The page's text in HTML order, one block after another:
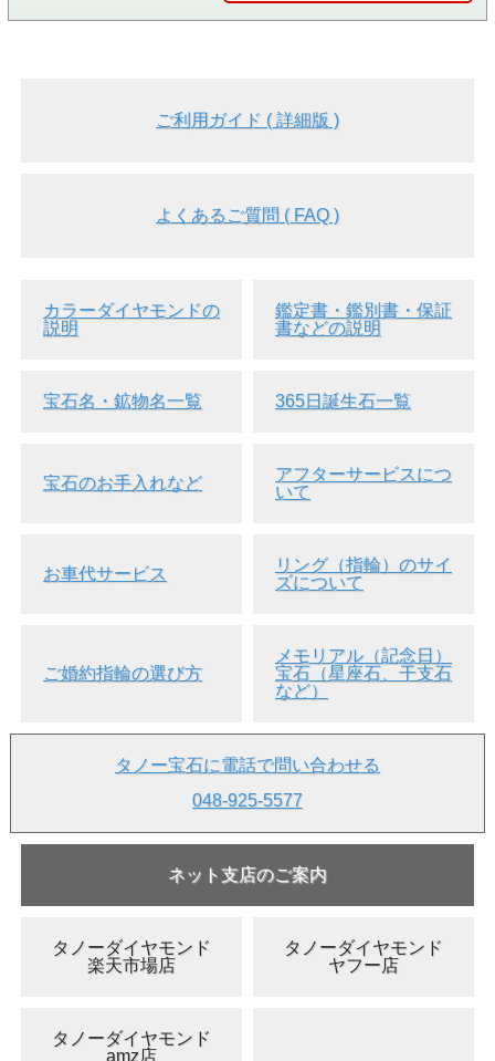
送致します。発送についての詳しい説明を見る
● 品番 ： 42415
● クラリティ ： VVS-2
● カット ： 58面体カット (ガードルは含まず)
● 蛍光性 ： None (なし)
● 鑑定機関 ： 中央宝石研究所
鑑定書をご希望の場合は、別料金にて承ります。
納期は約1～2週間延長されます。
鑑定書とダイヤをご一緒に発送致します。
【 重要なお知らせ 】
●実店舗等と在庫を共有しております。稀ではございます
ご注文のタイミングによりましては、こちらのページか
ざいます。
あらかじめご了承下さいませ。
●お問い合わせ等はお気軽にご連絡下さい。
ご利用ガイド ( 詳細版 )
よくあるご質問 ( FAQ )
カラーダイヤモンドの
説明
鑑定書・鑑別書・保証
書などの説明
宝石名・鉱物名一覧 365日誕生石一覧
宝石のお手入れなど
アフターサービスにつ
いて
お車代サービス
リング（指輪）のサイ
ズについて
ご婚約指輪の選び方
メモリアル（記念日）
宝石（星座石、干支石
など）
タノー宝石に電話で問い合わせる
048-925-5577
ネット支店のご案内
タノーダイヤモンド
楽天市場店
タノーダイヤモンド
ヤフー店
タノーダイヤモンド
amz店